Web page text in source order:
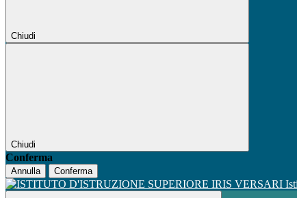
Chiudi
Chiudi
Conferma
Annulla Conferma